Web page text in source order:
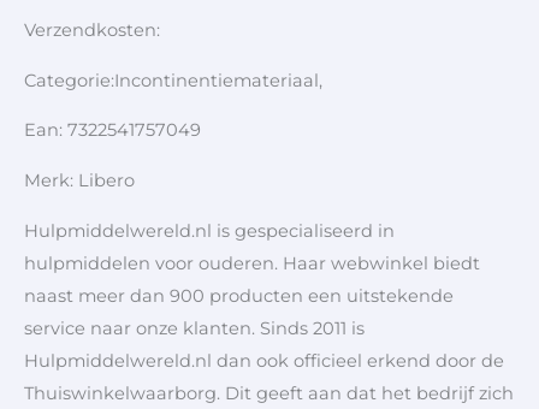
Verzendkosten:
Categorie:Incontinentiemateriaal,
Ean: 7322541757049
Merk: Libero
Hulpmiddelwereld.nl is gespecialiseerd in
hulpmiddelen voor ouderen. Haar webwinkel biedt
naast meer dan 900 producten een uitstekende
service naar onze klanten. Sinds 2011 is
Hulpmiddelwereld.nl dan ook officieel erkend door de
Thuiswinkelwaarborg. Dit geeft aan dat het bedrijf zich